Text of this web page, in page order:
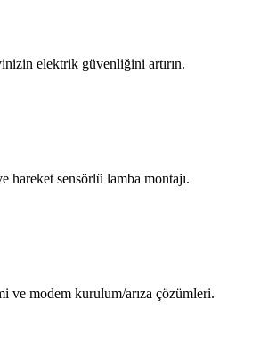
elektrik güvenliğini artırın.
sensörlü lamba montajı.
ve modem kurulum/arıza çözümleri.